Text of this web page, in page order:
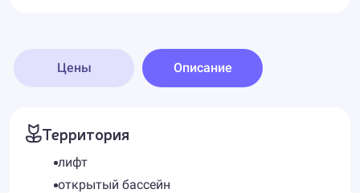
Цены Описание
Территория
лифт
открытый бассейн